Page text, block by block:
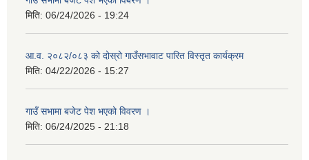
मिति: 06/24/2026 - 19:24
आ.व. २०८२/०८३ को दोस्रो गाउँसभावाट पारित विस्तृत कार्यक्रम
मिति: 04/22/2026 - 15:27
गाउँ सभामा बजेट पेश भएको विवरण ।
मिति: 06/24/2025 - 21:18